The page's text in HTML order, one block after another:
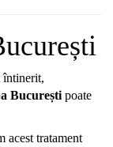
întinerit,
București poate
acest tratament